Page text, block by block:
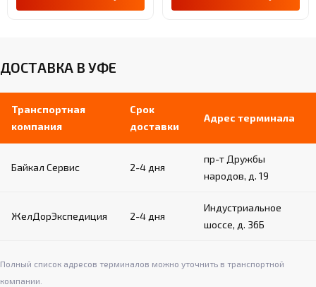
ДОСТАВКА В УФЕ
Транспортная
компания
Срок
доставки
Адрес терминала
Байкал Сервис 2-4 дня
пр-т Дружбы
народов, д. 19
ЖелДорЭкспедиция 2-4 дня
Индустриальное
шоссе, д. 36Б
Полный список адресов терминалов можно уточнить в транспортной
компании.